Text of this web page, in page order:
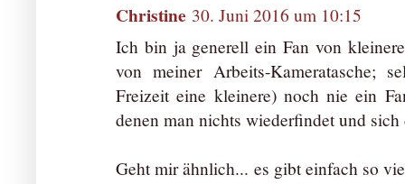
Christine 30. Juni 2016 um 10:15
Ich bin ja generell ein Fan von
von meiner Arbeits-Kameratasche;
Freizeit eine kleinere) noch nie ein
denen man nichts wiederfindet und
Geht mir ähnlich... es gibt einfach so